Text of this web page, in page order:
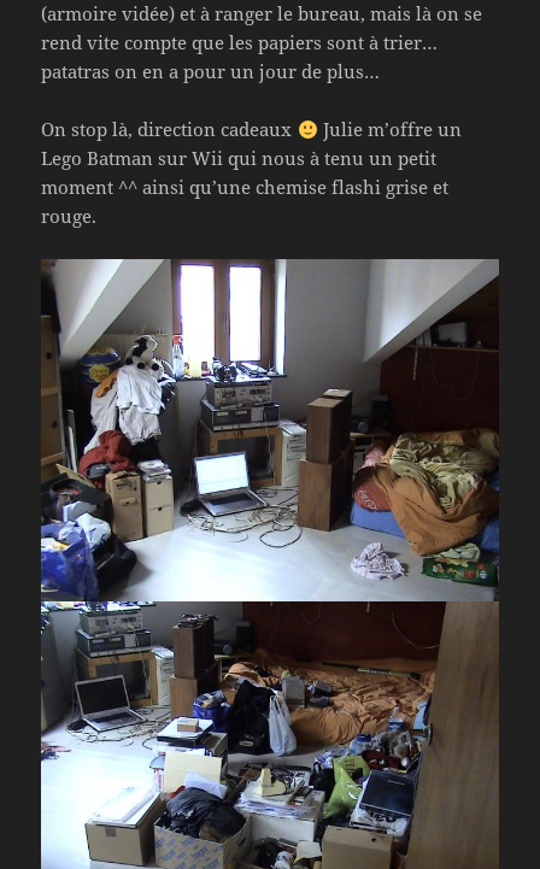
(armoire vidée) et à ranger le bureau, mais là on se
rend vite compte que les papiers sont à trier…
patatras on en a pour un jour de plus…
On stop là, direction cadeaux
Julie m’offre un
Lego Batman sur Wii qui nous à tenu un petit
moment ^^ ainsi qu’une chemise flashi grise et
rouge.